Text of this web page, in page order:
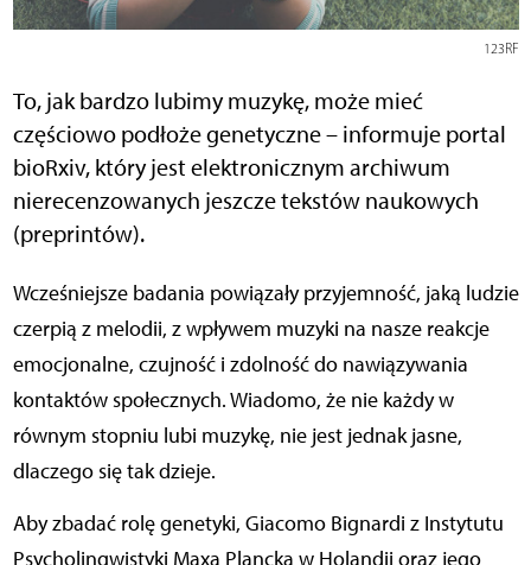
123RF
To, jak bardzo lubimy muzykę, może mieć
częściowo podłoże genetyczne – informuje portal
bioRxiv, który jest elektronicznym archiwum
nierecenzowanych jeszcze tekstów naukowych
(preprintów).
Wcześniejsze badania powiązały przyjemność, jaką ludzie
czerpią z melodii, z wpływem muzyki na nasze reakcje
emocjonalne, czujność i zdolność do nawiązywania
kontaktów społecznych. Wiadomo, że nie każdy w
równym stopniu lubi muzykę, nie jest jednak jasne,
dlaczego się tak dzieje.
Aby zbadać rolę genetyki, Giacomo Bignardi z Instytutu
Psycholingwistyki Maxa Plancka w Holandii oraz jego